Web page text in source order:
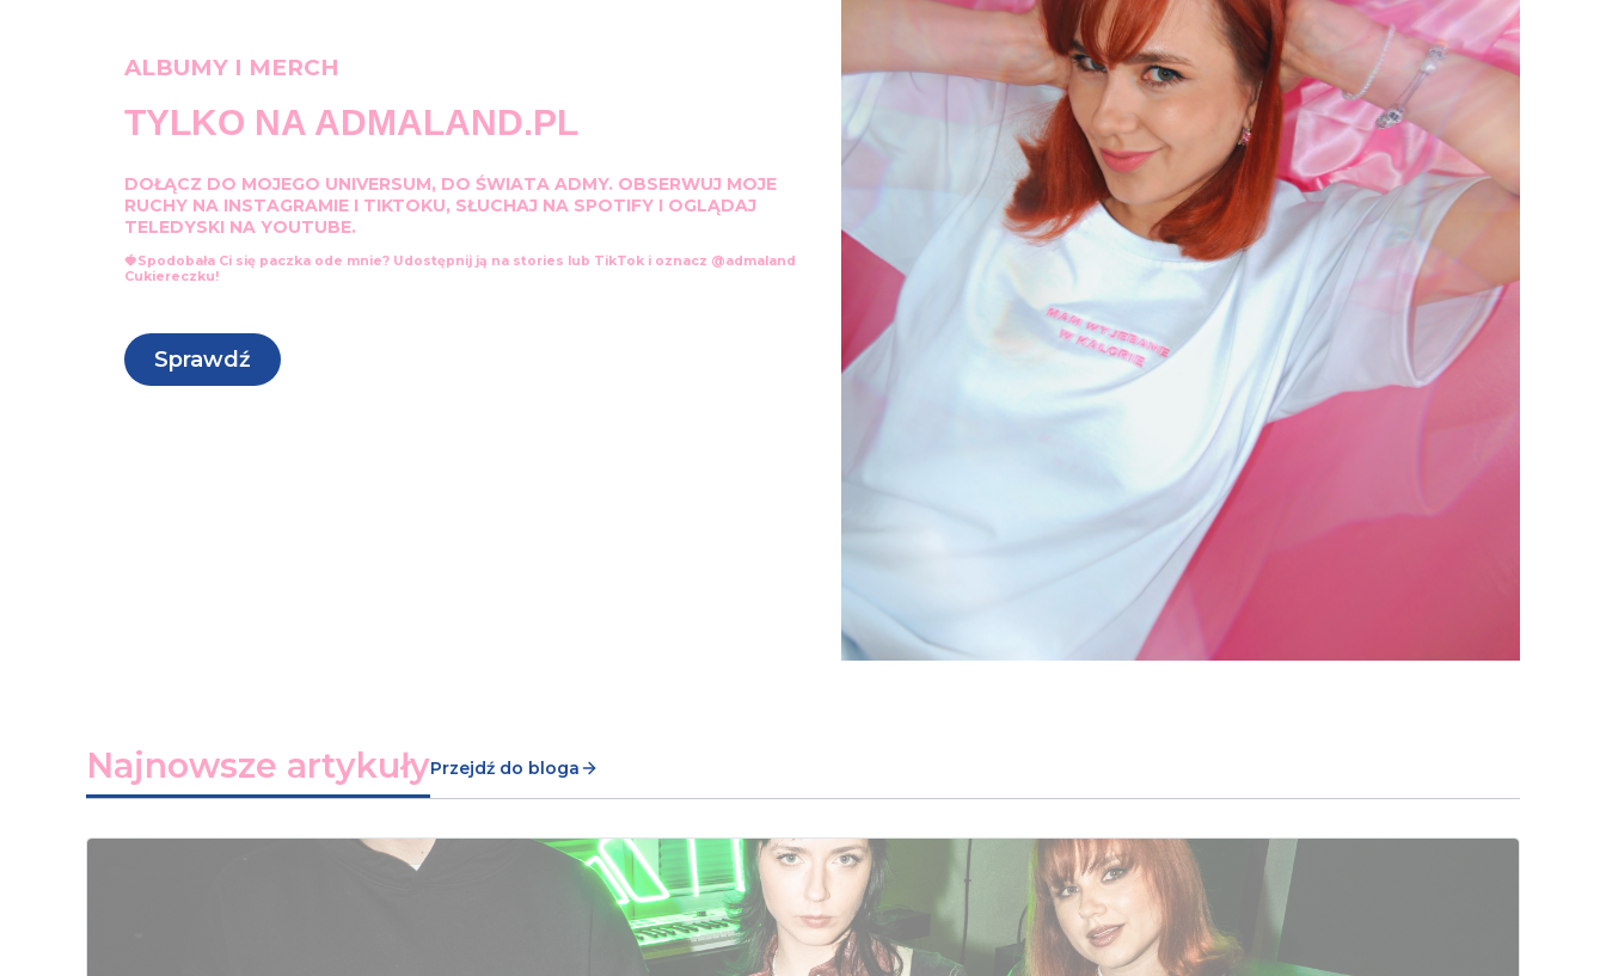
ALBUMY I MERCH
TYLKO NA ADMALAND.PL
DOŁĄCZ DO MOJEGO UNIVERSUM, DO ŚWIATA ADMY. OBSERWUJ MOJE
RUCHY NA INSTAGRAMIE I TIKTOKU, SŁUCHAJ NA SPOTIFY I OGLĄDAJ
TELEDYSKI NA YOUTUBE.
🍓Spodobała Ci się paczka ode mnie? Udostępnij ją na stories lub TikTok i oznacz @admaland
Cukiereczku!
Sprawdź
Najnowsze artykułyPrzejdź do bloga